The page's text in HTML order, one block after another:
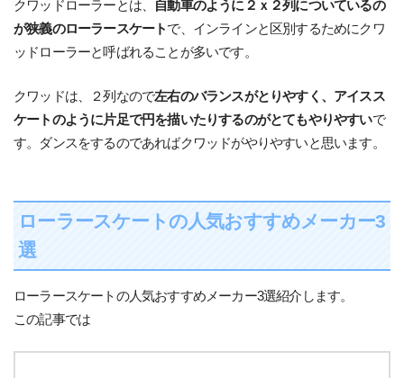
クワッドローラーとは、
自動車のように２ｘ２列についているの
が狭義のローラースケートで、インラインと区別するためにクワ
ッドローラーと呼ばれることが多いです。
クワッドは、２列なので左右のバランスがとりやすく、アイスス
ケートのように片足で円を描いたりするのがとてもやりやすいで
す。ダンスをするのであればクワッドがやりやすいと思います。
ローラースケートの人気おすすめメーカー3
選
ローラースケートの人気おすすめメーカー3選紹介します。
この記事では